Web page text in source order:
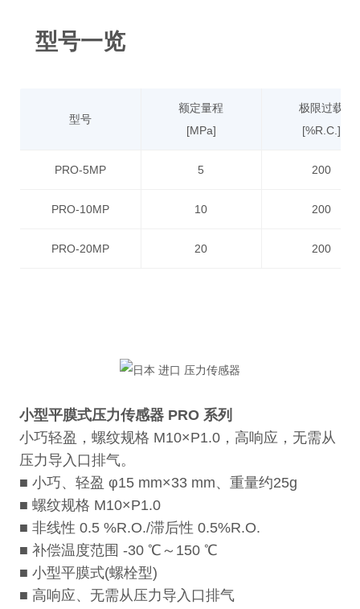
输出电阻
补偿温度范围 －30 ℃ ~ 150 ℃
安装螺钉 M10×P1.0
型号一览
型号
额定量程
[MPa]
极限过载
[%R.C.]
PRO-5MP 5 200
PRO-10MP 10 200
PRO-20MP 20 200
小型平膜式压力传感器 PRO 系列
小巧轻盈，螺纹规格 M10×P1.0，高响应，无需从
压力导入口排气。
■ 小巧、轻盈 φ15 mm×33 mm、重量约25g
■ 螺纹规格 M10×P1.0
■ 非线性 0.5 %R.O./滞后性 0.5%R.O.
■ 补偿温度范围 -30 ℃～150 ℃
■ 小型平膜式(螺栓型)
■ 高响应、无需从压力导入口排气